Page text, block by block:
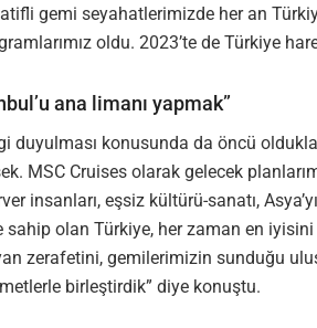
gemi seyahatlerimizde her an
oldu. 2023’te de Türkiye
ana limanı yapmak”
duyulması konusunda da öncü
MSC Cruises olarak gelecek
insanları, eşsiz kültürü-sanatı,
olan Türkiye, her zaman en
zerafetini, gemilerimizin sunduğu
birleştirdik” diye konuştu.